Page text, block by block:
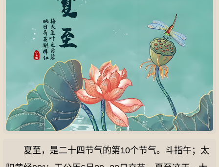
夏至，是二十四节气的第10个节气。斗指午；太